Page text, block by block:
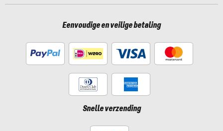
Eenvoudige en veilige betaling
Snelle verzending